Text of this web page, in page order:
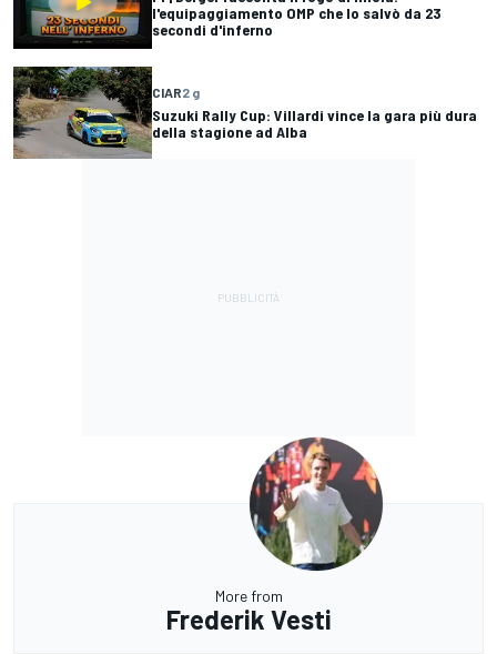
l'equipaggiamento OMP che lo salvò da 23
secondi d'inferno
CIAR2 g
Suzuki Rally Cup: Villardi vince la gara più dura
della stagione ad Alba
More from
Frederik Vesti